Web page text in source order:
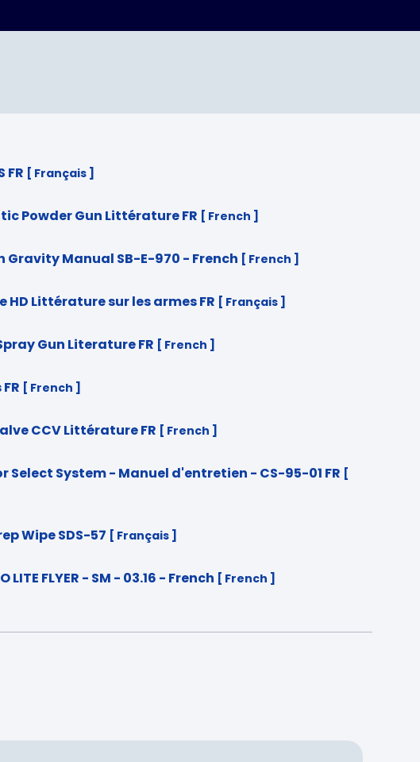
FR [ Français ]
Powder Gun Littérature FR [ French ]
Gravity Manual SB-E-970 - French [ French ]
HD Littérature sur les armes FR [ Français ]
Gun Literature FR [ French ]
[ French ]
CCV Littérature FR [ French ]
Select System - Manuel d'entretien - CS-95-01 FR [
Wipe SDS-57 [ Français ]
LITE FLYER - SM - 03.16 - French [ French ]